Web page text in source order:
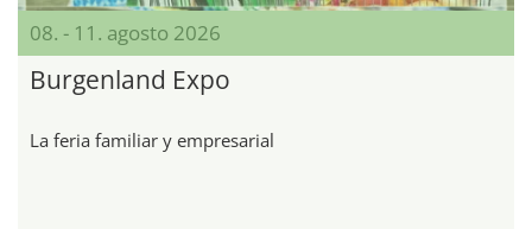
08. - 11. agosto 2026
Burgenland Expo
La feria familiar y empresarial